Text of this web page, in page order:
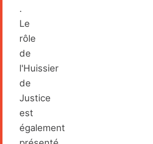
.
Le
rôle
de
l'Huissier
de
Justice
est
également